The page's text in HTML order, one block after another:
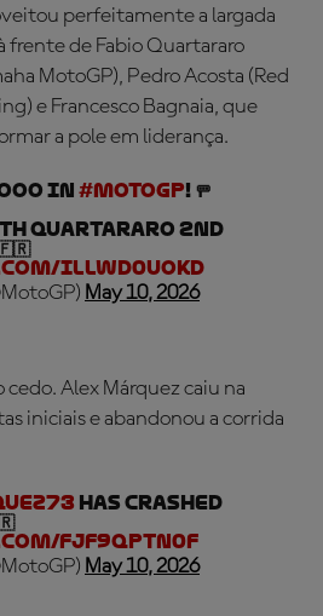
perfeitamente a largada
frente de Fabio Quartararo
MotoGP), Pedro Acosta (Red
e Francesco Bagnaia, que
a pole em liderança.
IN #MotoGP! 🚥
QUARTARARO 2nd
IllWd0uOKd
May 10, 2026
Alex Márquez caiu na
iniciais e abandonou a corrida
HAS CRASHED
fjF9qPTn0F
May 10, 2026